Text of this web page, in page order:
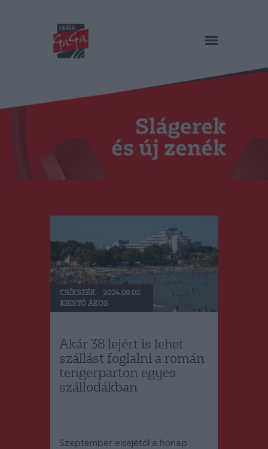
RÁDIÓ GAGA
Műsorok
Duma Duba
Podcast és videók
Stáb
RO
CSÍKSZÉK
2024.09.02.
KRISTÓ ÁKOS
Akár 38 lejért is lehet
szállást foglalni a román
tengerparton egyes
szállodákban
Szeptember elsejétől a hónap